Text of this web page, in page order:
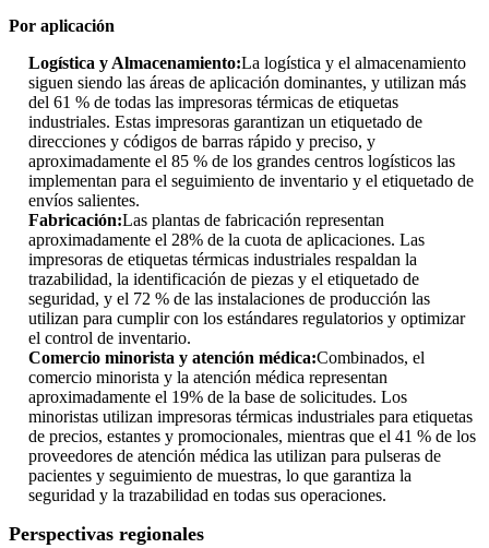
Por aplicación
Logística y Almacenamiento:La logística y el almacenamiento
siguen siendo las áreas de aplicación dominantes, y utilizan más
del 61 % de todas las impresoras térmicas de etiquetas
industriales. Estas impresoras garantizan un etiquetado de
direcciones y códigos de barras rápido y preciso, y
aproximadamente el 85 % de los grandes centros logísticos las
implementan para el seguimiento de inventario y el etiquetado de
envíos salientes.
Fabricación:Las plantas de fabricación representan
aproximadamente el 28% de la cuota de aplicaciones. Las
impresoras de etiquetas térmicas industriales respaldan la
trazabilidad, la identificación de piezas y el etiquetado de
seguridad, y el 72 % de las instalaciones de producción las
utilizan para cumplir con los estándares regulatorios y optimizar
el control de inventario.
Comercio minorista y atención médica:Combinados, el
comercio minorista y la atención médica representan
aproximadamente el 19% de la base de solicitudes. Los
minoristas utilizan impresoras térmicas industriales para etiquetas
de precios, estantes y promocionales, mientras que el 41 % de los
proveedores de atención médica las utilizan para pulseras de
pacientes y seguimiento de muestras, lo que garantiza la
seguridad y la trazabilidad en todas sus operaciones.
Perspectivas regionales